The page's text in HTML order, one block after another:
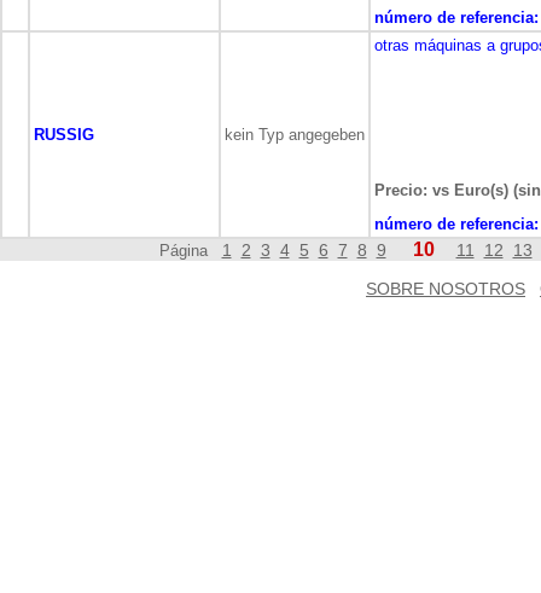
número de referencia:
RUSSIG kein Typ angegeben
otras máquinas a
Precio: vs Euro(s)
número de referencia:
Página 1 2 3 4 5 6 7 8 9 10 11 12
13
SOBRE NOSOTROS